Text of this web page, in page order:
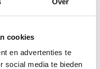
cookies
en advertenties te
social media te bieden